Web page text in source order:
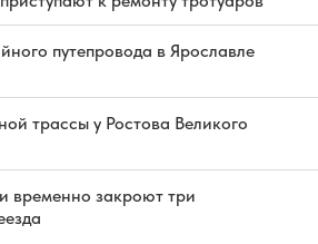
путепровода в Ярославле
трассы у Ростова Великого
временно закроют три